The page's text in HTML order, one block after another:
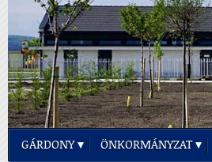
GÁRDONY ÖNKORMÁNYZAT